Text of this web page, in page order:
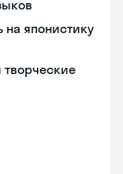
на японистику
творческие